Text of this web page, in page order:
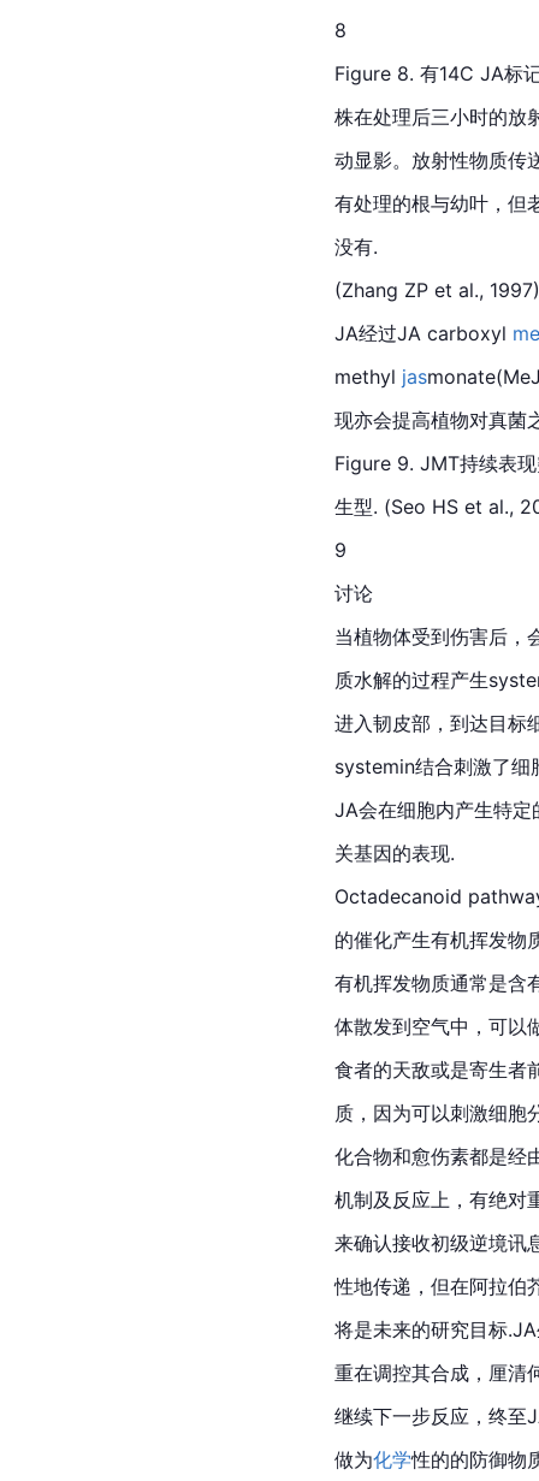
8
Figure 8. 有14C JA标
株在处理后三小时的放
动显影。放射性物质传
有处理的根与幼叶，但
没有.
(Zhang ZP et al., 1997)
JA经过JA carboxyl
methyl jas
现亦会提高植物对真菌
Figure 9. JMT持续表
生型. (Seo HS et al.,
9
讨论
当植物体受到伤害后
质水解的过程产生
进入韧皮部，到达目标
systemin结合刺激了
JA会在细胞内产生特
关基因的表现.
Octadecanoid
的催化产生有机挥发
有机挥发物质通常是含
体散发到空气中，可以
食者的天敌或是寄生者
质，因为可以刺激细胞
化合物和愈伤素都是
机制及反应上，有绝对
来确认接收初级逆境讯
性地传递，但在阿拉伯
将是未来的研究目标
重在调控其合成，厘
继续下一步反应，终至
做为化学性的的防御物